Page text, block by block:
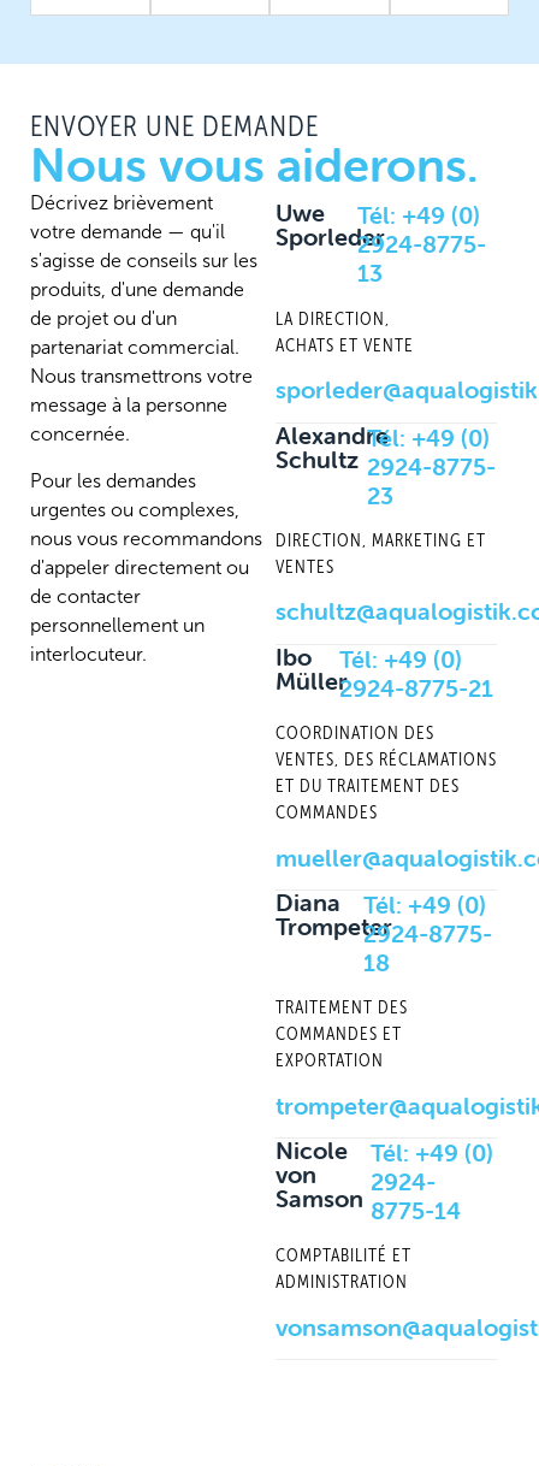
ENVOYER UNE DEMANDE
Nous vous aiderons.
Décrivez brièvement
votre demande — qu'il
s'agisse de conseils sur les
produits, d'une demande
de projet ou d'un
partenariat commercial.
Nous transmettrons votre
message à la personne
concernée.
Pour les demandes
urgentes ou complexes,
nous vous recommandons
d'appeler directement ou
de contacter
personnellement un
interlocuteur.
Uwe
Sporleder
Tél: +49 (0)
2924-8775-
13
LA DIRECTION,
ACHATS ET VENTE
Alexandre
Schultz
Tél: +49 (0)
2924-8775-
23
DIRECTION, MARKETING ET
VENTES
Ibo
Müller
Tél: +49 (0)
2924-8775-21
COORDINATION DES
VENTES, DES RÉCLAMATIONS
ET DU TRAITEMENT DES
COMMANDES
Diana
Trompeter
Tél: +49 (0)
2924-8775-
18
TRAITEMENT DES
COMMANDES ET
EXPORTATION
Nicole
von
Samson
Tél: +49 (0)
2924-
8775-14
COMPTABILITÉ ET
ADMINISTRATION